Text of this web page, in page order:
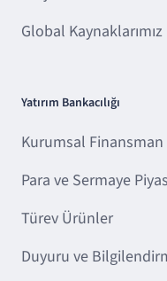
Global Kaynaklarımız
Yatırım Bankacılığı
Kurumsal Finansman
Para ve Sermaye
Türev Ürünler
Duyuru ve